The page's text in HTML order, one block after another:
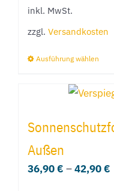
der
inkl. MwSt.
zzgl. Versandkosten
Ausführung wählen
Die
Außen
36,90€ –42,90€